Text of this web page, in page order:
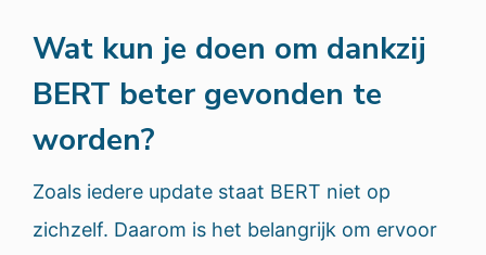
Wat kun je doen om dankzij
BERT beter gevonden te
worden?
Zoals iedere update staat BERT niet op
zichzelf. Daarom is het belangrijk om ervoor